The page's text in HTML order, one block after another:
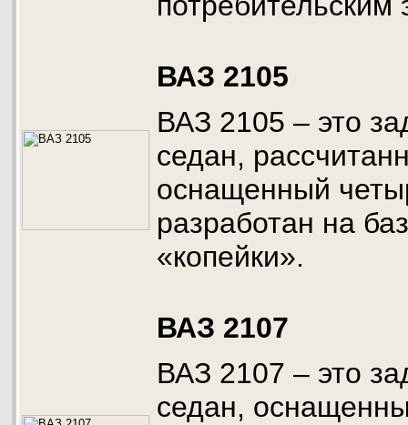
ВАЗ 2105
ВАЗ 2105 – это
седан,
оснащенный
разработан на
«копейки».
ВАЗ 2107
ВАЗ 2107 – это
седан,